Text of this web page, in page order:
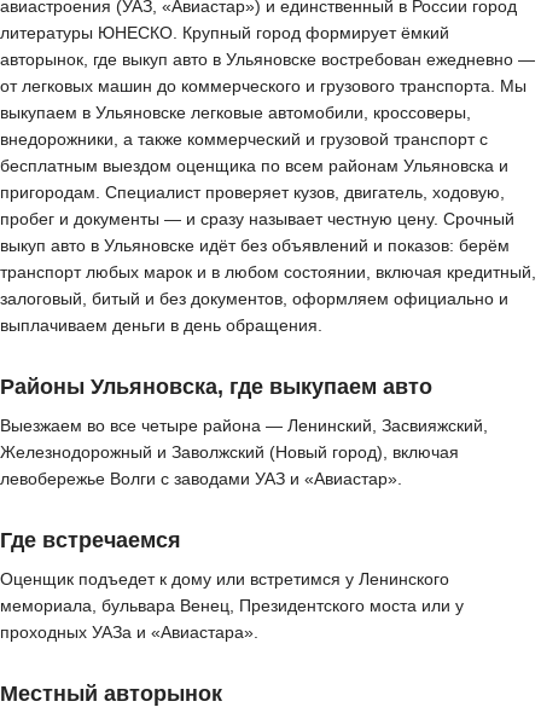
авиастроения (УАЗ, «Авиастар») и единственный в России город
литературы ЮНЕСКО. Крупный город формирует ёмкий
авторынок, где выкуп авто в Ульяновске востребован ежедневно —
от легковых машин до коммерческого и грузового транспорта. Мы
выкупаем в Ульяновске легковые автомобили, кроссоверы,
внедорожники, а также коммерческий и грузовой транспорт с
бесплатным выездом оценщика по всем районам Ульяновска и
пригородам. Специалист проверяет кузов, двигатель, ходовую,
пробег и документы — и сразу называет честную цену. Срочный
выкуп авто в Ульяновске идёт без объявлений и показов: берём
транспорт любых марок и в любом состоянии, включая кредитный,
залоговый, битый и без документов, оформляем официально и
выплачиваем деньги в день обращения.
Районы Ульяновска, где выкупаем авто
Выезжаем во все четыре района — Ленинский, Засвияжский,
Железнодорожный и Заволжский (Новый город), включая
левобережье Волги с заводами УАЗ и «Авиастар».
Где встречаемся
Оценщик подъедет к дому или встретимся у Ленинского
мемориала, бульвара Венец, Президентского моста или у
проходных УАЗа и «Авиастара».
Местный авторынок